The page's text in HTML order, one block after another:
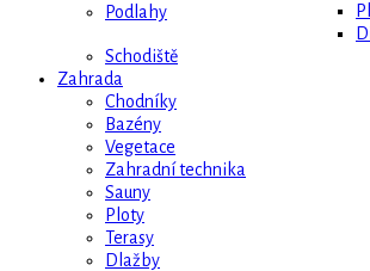
Podlahy
Schodiště
Zahrada
Chodníky
Bazény
Vegetace
Zahradní technika
Sauny
Ploty
Terasy
Dlažby